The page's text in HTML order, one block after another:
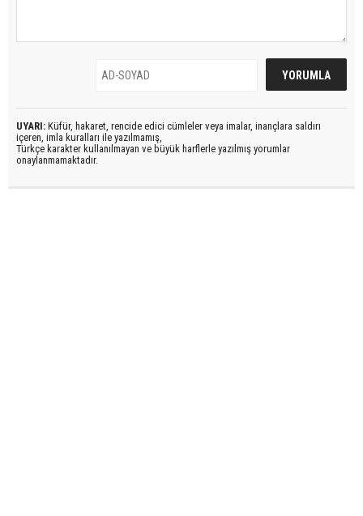
UYARI: Küfür, hakaret, rencide edici cümleler veya imalar, inançlara saldırı
içeren, imla kuralları ile yazılmamış,
Türkçe karakter kullanılmayan ve büyük harflerle yazılmış yorumlar
onaylanmamaktadır.